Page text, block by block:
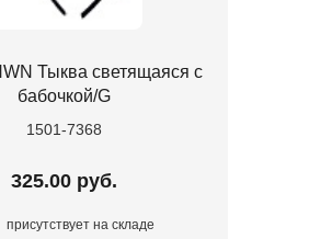
Тыква светящаяся с
бабочкой/G
1501-7368
325.00 руб.
присутствует на складе